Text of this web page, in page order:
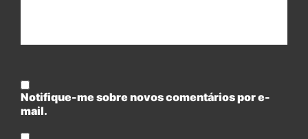
Notifique-me sobre novos comentários por e-
mail.